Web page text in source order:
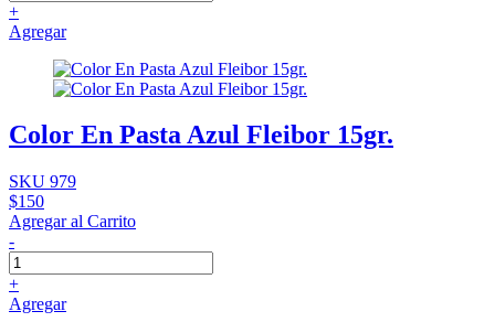
+
Agregar
Color En Pasta Azul Fleibor 15gr.
SKU 979
$150
Agregar al Carrito
-
+
Agregar